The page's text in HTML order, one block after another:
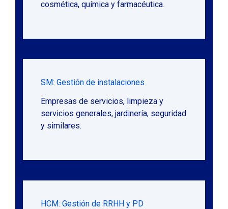
cosmética, química y farmacéutica.
SM: Gestión de instalaciones
Empresas de servicios, limpieza y
servicios generales, jardinería, seguridad
y similares.
HCM: Gestión de RRHH y PD